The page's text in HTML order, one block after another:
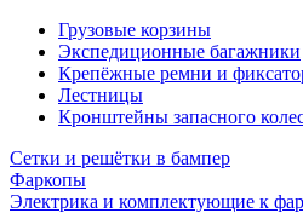
Грузовые корзины
Экспедиционные багажники
Крепёжные ремни и
Лестницы
Кронштейны запасного
Сетки и решётки в бампер
Фаркопы
Электрика и комплектующие к